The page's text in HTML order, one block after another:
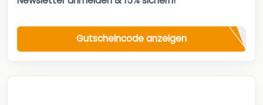
Gutscheincode anzeigen